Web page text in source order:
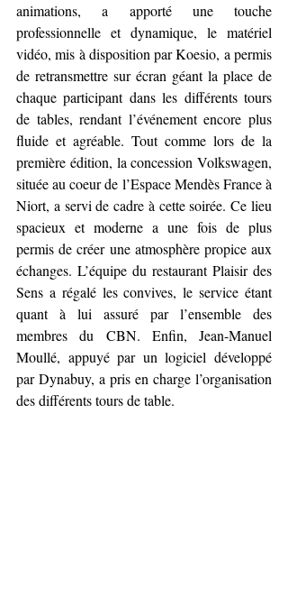
animations, a apporté une touche
professionnelle et dynamique, le matériel
vidéo, mis à disposition par Koesio, a permis
de retransmettre sur écran géant la place de
chaque participant dans les différents tours
de tables, rendant l’événement encore plus
fluide et agréable. Tout comme lors de la
première édition, la concession Volkswagen,
située au coeur de l’Espace Mendès France à
Niort, a servi de cadre à cette soirée. Ce lieu
spacieux et moderne a une fois de plus
permis de créer une atmosphère propice aux
échanges. L’équipe du restaurant Plaisir des
Sens a régalé les convives, le service étant
quant à lui assuré par l’ensemble des
membres du CBN. Enfin, Jean-Manuel
Moullé, appuyé par un logiciel développé
par Dynabuy, a pris en charge l’organisation
des différents tours de table.